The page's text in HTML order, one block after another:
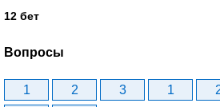
12 бет
Вопросы
1 2 3 1